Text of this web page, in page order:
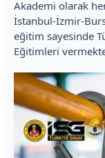
Akademi olarak
İstanbul-İzmir-
eğitim sayesinde
Eğitimleri